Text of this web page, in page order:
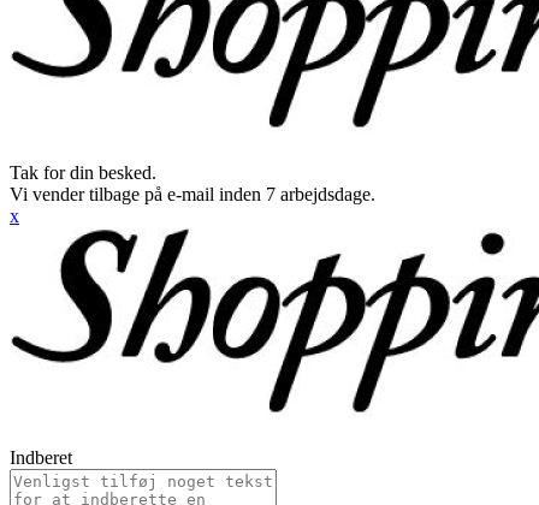
Tak for din besked.
Vi vender tilbage på e-mail inden 7 arbejdsdage.
x
Indberet